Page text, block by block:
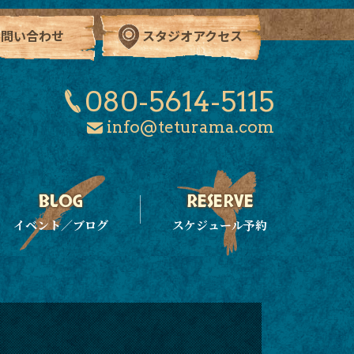
い合わせ スタジオアクセス
080-5614-5115
info@teturama.com
イベント／ブログ スケジュール予約